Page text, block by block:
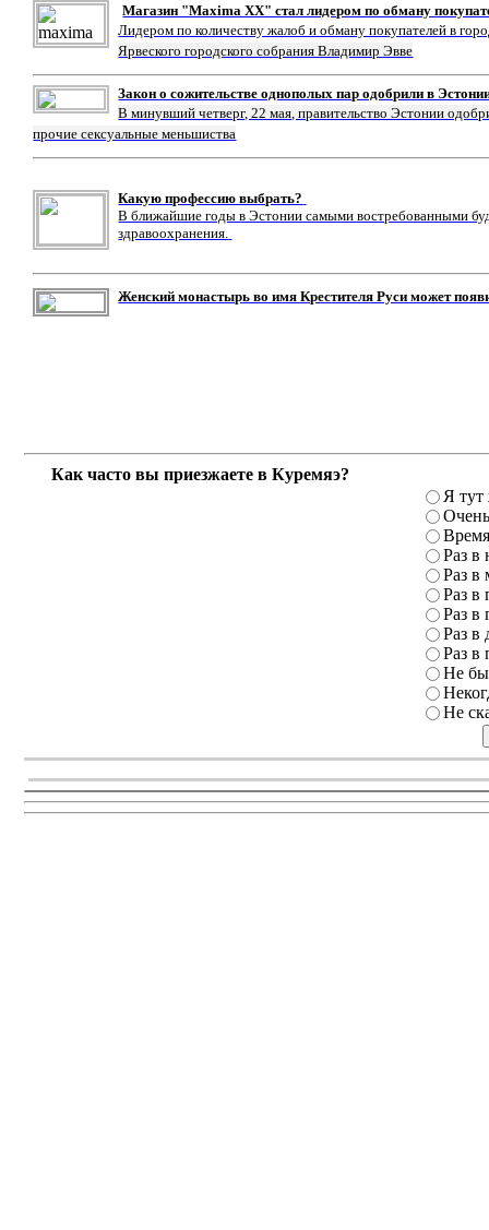
Магазин "Maxima XX" стал лидером по обману
Лидером по количеству жалоб и обману покупателей в
Ярвеского городского собрания Владимир Эвве
Закон о сожительстве однополых пар одобрили в
В минувший четверг, 22 мая, правительство Эстонии
прочие сексуальные меньшиства
Какую профессию выбрать?
В ближайшие годы в Эстонии самыми востребованными
здравоохранения.
Женский монастырь во имя Крестителя Руси может
Как часто вы приезжаете в Куремяэ?
Я тут
Раз в
Раз в
Раз в
Раз в
Раз в
Раз в
Не
Не